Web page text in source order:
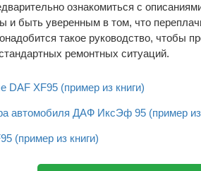
ознакомиться с
быть уверенным в том, что
такое руководство, чтобы
ремонтных ситуаций.
DAF XF95 (пример из книги)
автомобиля ДАФ ИксЭф 95 (пример из
(пример из книги)